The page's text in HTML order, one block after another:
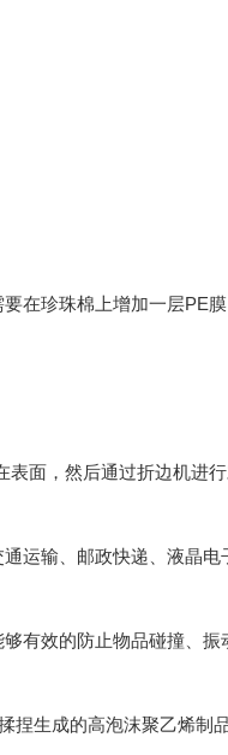
在珍珠棉上增加一层PE
，然后通过折边机进行
输、邮政快递、液晶电
效的防止物品碰撞、振
生成的高泡沫聚乙烯制